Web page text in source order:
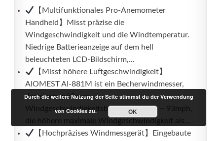
【Multifunktionales Pro-Anemometer
Handheld】Misst präzise die
Windgeschwindigkeit und die Windtemperatur.
Niedrige Batterieanzeige auf dem hell
beleuchteten LCD-Bildschirm,...
【Misst höhere Luftgeschwindigkeit】
AIOMEST AI-881M ist ein Becherwindmesser,
der einen größeren
Windgeschwindigkeitsbereich misst: 1 ~ 93mph,
die höhere maximale Windgeschwindigkeit als...
【Hochpräzises Windmessgerät】Eingebaute
Durch die weitere Nutzung der Seite stimmst du der Verwendung
von Cookies zu.
OK